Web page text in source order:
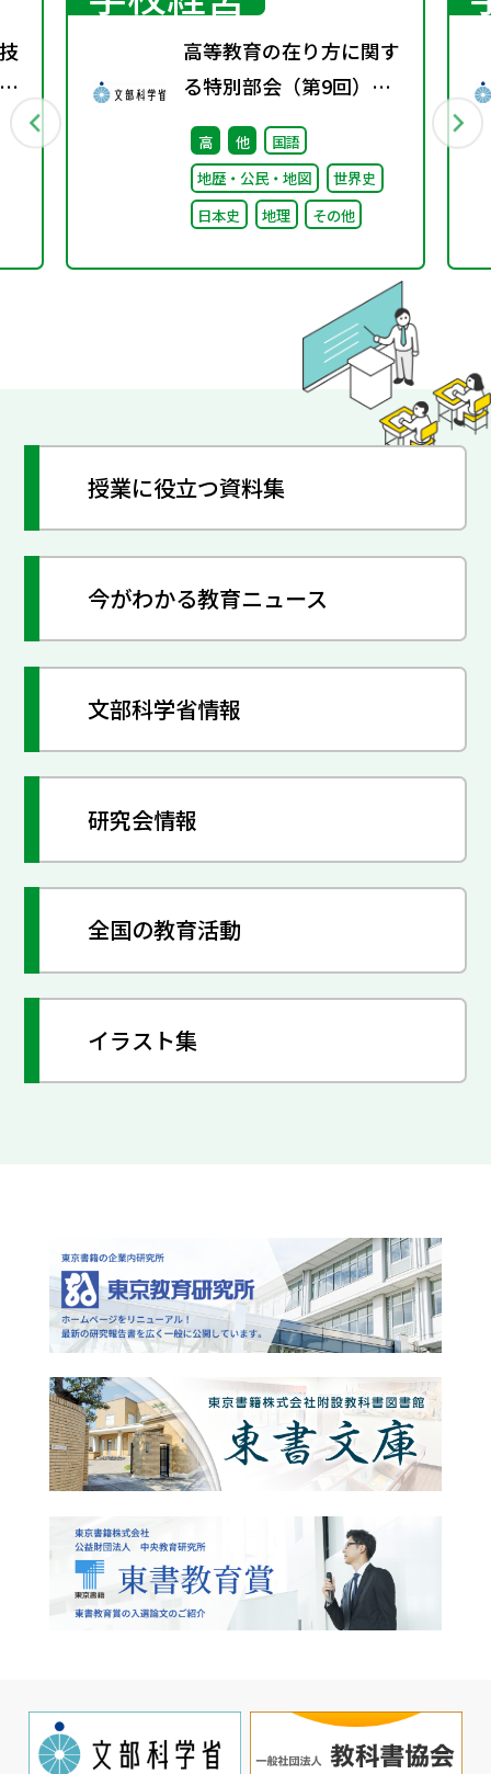
高等教育の在り方に関す
る特別部会（第9回）配
付資料
高 他
国語
地歴・公民・地図
世界史
日本史
地理 その他
授業に役立つ資料集
今がわかる教育ニュース
文部科学省情報
研究会情報
全国の教育活動
イラスト集